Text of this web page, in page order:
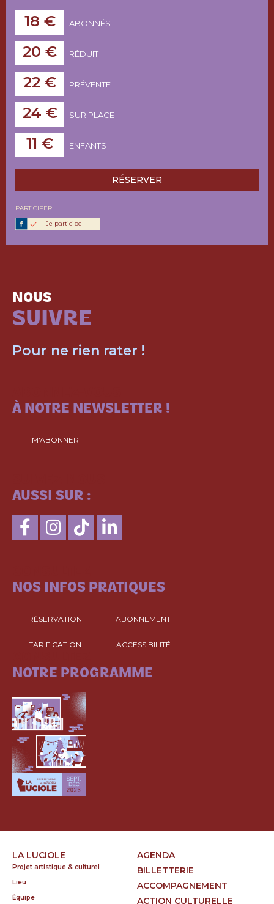
18 € ABONNÉS
20 € RÉDUIT
22 € PRÉVENTE
24 € SUR PLACE
11 € ENFANTS
RÉSERVER
PARTICIPER
Je participe
NOUS
SUIVRE
Pour ne rien rater !
À NOTRE NEWSLETTER !
M'ABONNER
AUSSI SUR :
NOS INFOS PRATIQUES
RÉSERVATION ABONNEMENT
TARIFICATION ACCESSIBILITÉ
NOTRE PROGRAMME
LA LUCIOLE
Projet artistique & culturel
Lieu
Équipe
AGENDA
BILLETTERIE
ACCOMPAGNEMENT
ACTION CULTURELLE